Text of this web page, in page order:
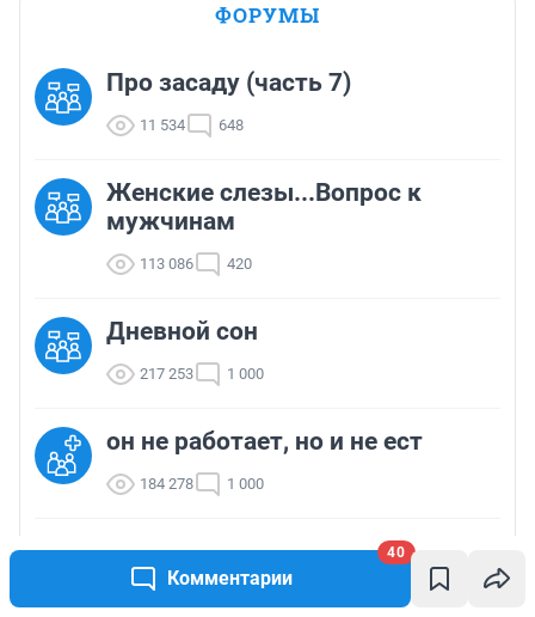
Комментарии
40
ФОРУМЫ
Про засаду (часть 7)
11 534 648
Женские слезы...Вопрос к
мужчинам
113 086 420
Дневной сон
217 253 1 000
он не работает, но и не ест
184 278 1 000
Пос.Светлый, застр.Антар, кто
сталкивался?